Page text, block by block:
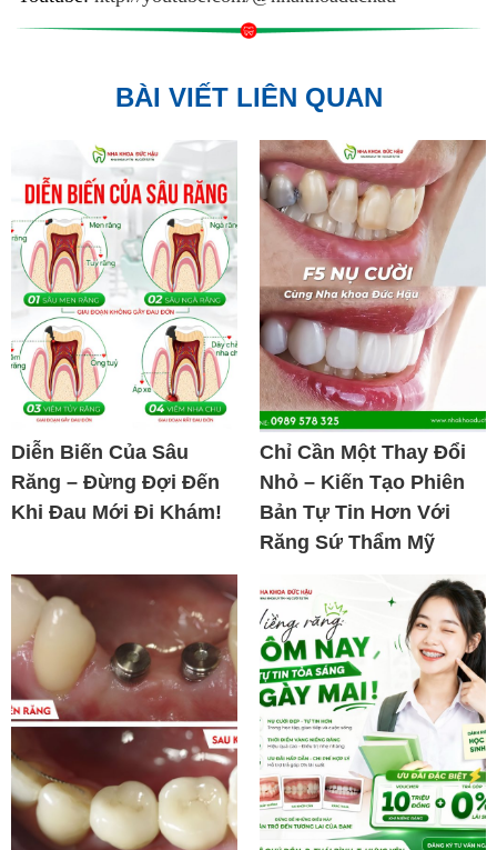
BÀI VIẾT LIÊN QUAN
Diễn Biến Của Sâu
Răng – Đừng Đợi Đến
Khi Đau Mới Đi Khám!
Chỉ Cần Một Thay Đổi
Nhỏ – Kiến Tạo Phiên
Bản Tự Tin Hơn Với
Răng Sứ Thẩm Mỹ